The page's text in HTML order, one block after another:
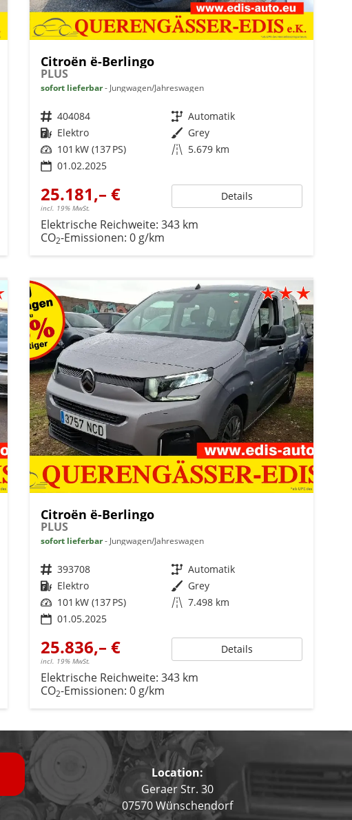
Citroën ë-Berlingo
PLUS
sofort lieferbar Jungwagen/Jahreswagen
Fahrzeugnr. 404084 Getriebe Automatik
Kraftstoff Elektro Außenfarbe Grey
Leistung 101 kW (137 PS) Kilometerstand 5.679 km
01.02.2025
25.181,– €
incl. 19% MwSt.
Details
Elektrische Reichweite: 343 km
CO2-Emissionen: 0 g/km
Citroën ë-Berlingo
PLUS
sofort lieferbar Jungwagen/Jahreswagen
Fahrzeugnr. 393708 Getriebe Automatik
Kraftstoff Elektro Außenfarbe Grey
Leistung 101 kW (137 PS) Kilometerstand 7.498 km
01.05.2025
25.836,– €
incl. 19% MwSt.
Details
Elektrische Reichweite: 343 km
CO2-Emissionen: 0 g/km
Location:
Geraer Str. 30
07570 Wünschendorf